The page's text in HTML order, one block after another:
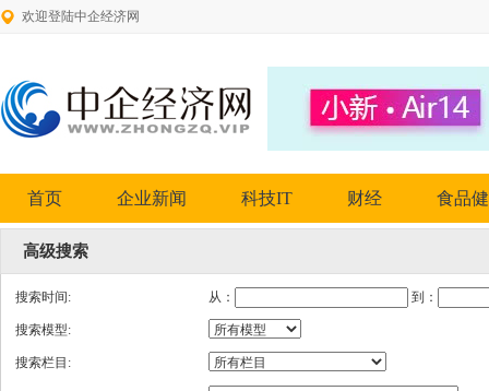
欢迎登陆中企经济网
首页 企业新闻 科技IT 财经 食品
高级搜索
搜索时间: 从： 到：
搜索模型:
搜索栏目: